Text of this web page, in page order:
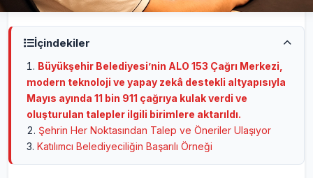
İçindekiler
Büyükşehir Belediyesi’nin ALO 153 Çağrı Merkezi,
modern teknoloji ve yapay zekâ destekli altyapısıyla
Mayıs ayında 11 bin 911 çağrıya kulak verdi ve
oluşturulan talepler ilgili birimlere aktarıldı.
Şehrin Her Noktasından Talep ve Öneriler Ulaşıyor
Katılımcı Belediyeciliğin Başarılı Örneği